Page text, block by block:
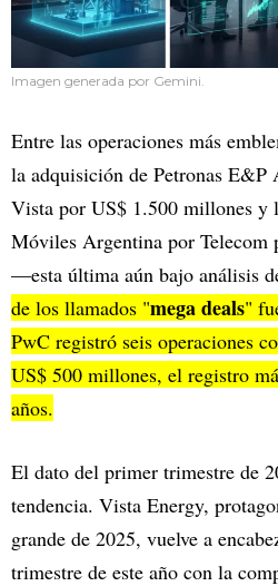
Imagen generada por Gemini.
Entre las operaciones más
la adquisición de Petronas E&P
Vista por US$ 1.500 millones y
Móviles Argentina por Telecom
—esta última aún bajo análisis
de los llamados "mega deals"
PwC registró seis operaciones
US$ 500 millones, el registro
años.
El dato del primer trimestre de
tendencia. Vista Energy,
grande de 2025, vuelve a
trimestre de este año con la